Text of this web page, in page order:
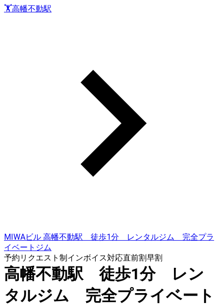
🏋️高幡不動駅
MIWAビル 高幡不動駅 徒歩1分 レンタルジム 完全プラ
イベートジム
予約リクエスト制インボイス対応直前割早割
高幡不動駅 徒歩1分 レン
タルジム 完全プライベート